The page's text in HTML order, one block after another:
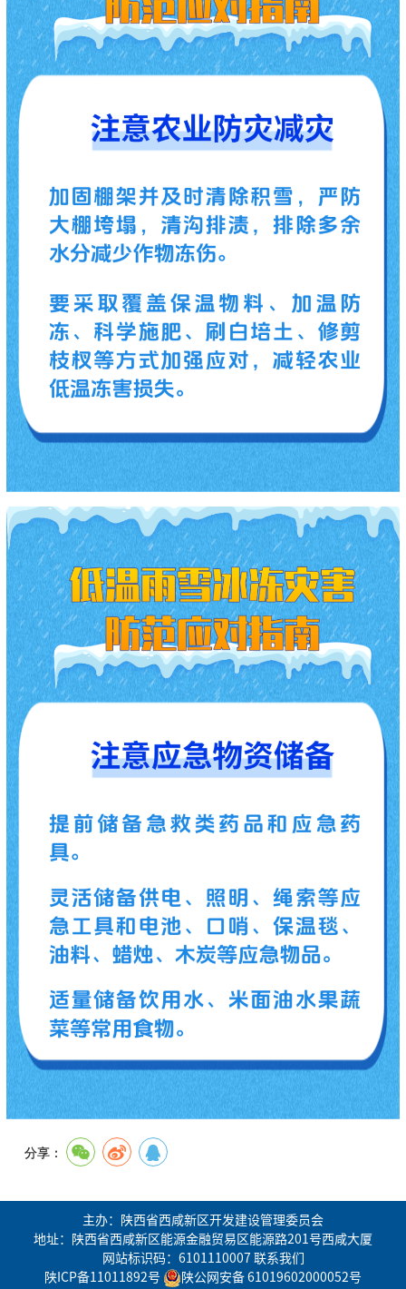
分享：
主办：陕西省西咸新区开发建设管理委员会
地址：陕西省西咸新区能源金融贸易区能源路201号西咸大厦
网站标识码：6101110007 联系我们
陕ICP备11011892号
陕公网安备 61019602000052号